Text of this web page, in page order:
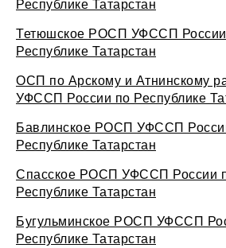
Тетюшское РОСП УФССП
Республике Татарстан
ОСП по Арскому и Атнинскому
УФССП России по Республике
Бавлинское РОСП УФССП
Республике Татарстан
Спасское РОСП УФССП России
Республике Татарстан
Бугульминское РОСП УФССП
Республике Татарстан